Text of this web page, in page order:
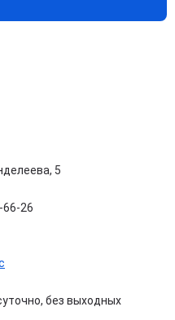
5
66-26
без выходных